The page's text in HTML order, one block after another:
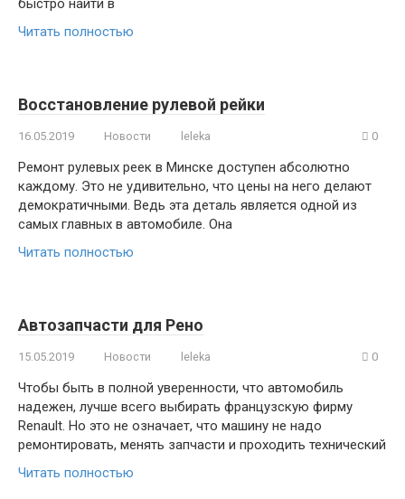
быстро найти в
Читать полностью
Восстановление рулевой рейки
16.05.2019 Новости leleka 0
Ремонт рулевых реек в Минске доступен абсолютно
каждому. Это не удивительно, что цены на него делают
демократичными. Ведь эта деталь является одной из
самых главных в автомобиле. Она
Читать полностью
Автозапчасти для Рено
15.05.2019 Новости leleka 0
Чтобы быть в полной уверенности, что автомобиль
надежен, лучше всего выбирать французскую фирму
Renault. Но это не означает, что машину не надо
ремонтировать, менять запчасти и проходить технический
Читать полностью